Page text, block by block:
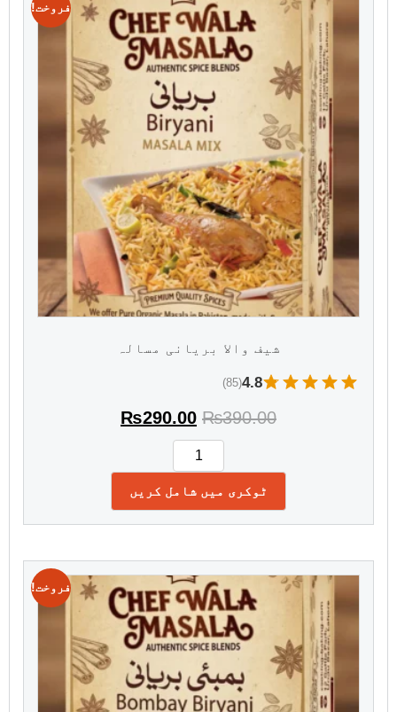
فروخت!
شیف والا بریانی مسالہ
4.8
(85)
₨390.00
₨290.00
ٹوکری میں شامل کریں
فروخت!